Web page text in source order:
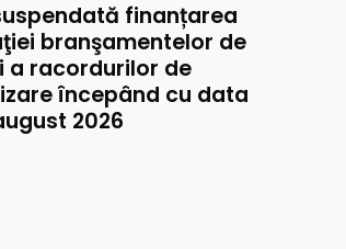
finanțarea
branşamentelor de
a racordurilor de
începând cu data
2026